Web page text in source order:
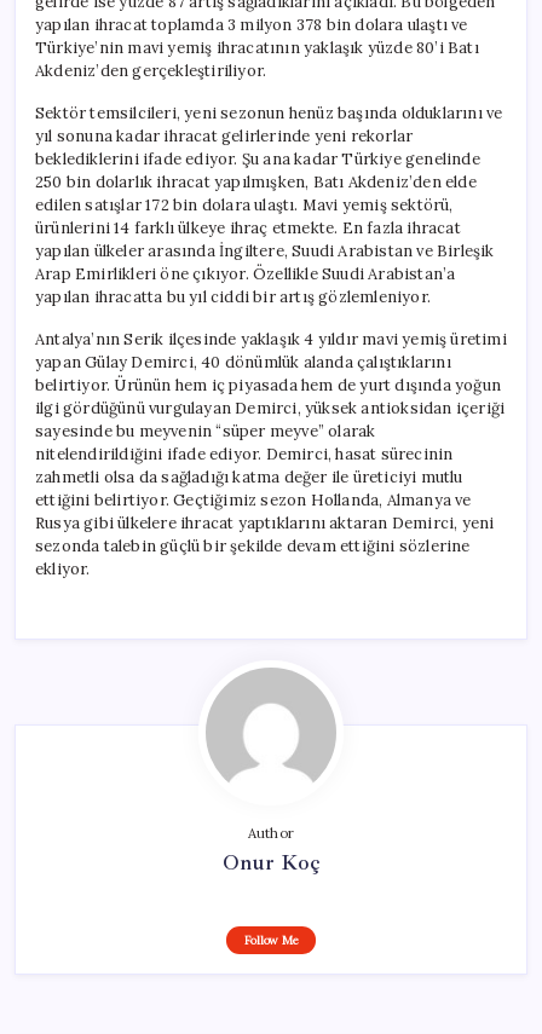
yapılan ihracat toplamda 3 milyon 378 bin dolara ulaştı ve
Türkiye’nin mavi yemiş ihracatının yaklaşık yüzde 80’i Batı
Akdeniz’den gerçekleştiriliyor.
Sektör temsilcileri, yeni sezonun henüz başında olduklarını ve
yıl sonuna kadar ihracat gelirlerinde yeni rekorlar
beklediklerini ifade ediyor. Şu ana kadar Türkiye genelinde
250 bin dolarlık ihracat yapılmışken, Batı Akdeniz’den elde
edilen satışlar 172 bin dolara ulaştı. Mavi yemiş sektörü,
ürünlerini 14 farklı ülkeye ihraç etmekte. En fazla ihracat
yapılan ülkeler arasında İngiltere, Suudi Arabistan ve Birleşik
Arap Emirlikleri öne çıkıyor. Özellikle Suudi Arabistan’a
yapılan ihracatta bu yıl ciddi bir artış gözlemleniyor.
Antalya’nın Serik ilçesinde yaklaşık 4 yıldır mavi yemiş üretimi
yapan Gülay Demirci, 40 dönümlük alanda çalıştıklarını
belirtiyor. Ürünün hem iç piyasada hem de yurt dışında yoğun
ilgi gördüğünü vurgulayan Demirci, yüksek antioksidan içeriği
sayesinde bu meyvenin “süper meyve” olarak
nitelendirildiğini ifade ediyor. Demirci, hasat sürecinin
zahmetli olsa da sağladığı katma değer ile üreticiyi mutlu
ettiğini belirtiyor. Geçtiğimiz sezon Hollanda, Almanya ve
Rusya gibi ülkelere ihracat yaptıklarını aktaran Demirci, yeni
sezonda talebin güçlü bir şekilde devam ettiğini sözlerine
ekliyor.
Author
Onur Koç
Follow Me